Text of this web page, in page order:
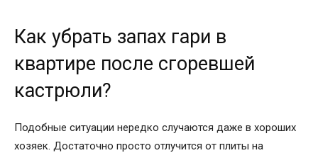
Как убрать запах гари в
квартире после сгоревшей
кастрюли?
Подобные ситуации нередко случаются даже в хороших
хозяек. Достаточно просто отлучится от плиты на